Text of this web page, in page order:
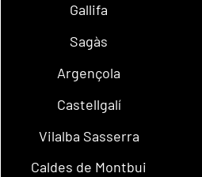
Gallifa
Sagàs
Argençola
Castellgalí
Vilalba Sasserra
Caldes de Montbui